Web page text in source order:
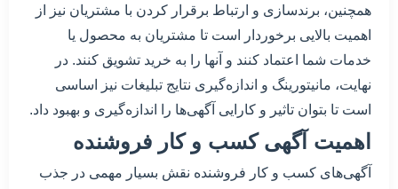
همچنین، برندسازی و ارتباط برقرار کردن با مشتریان نیز از
اهمیت بالایی برخوردار است تا مشتریان به محصول یا
خدمات شما اعتماد کنند و آنها را به خرید تشویق کنند. در
نهایت، مانیتورینگ و اندازه‌گیری نتایج تبلیغات نیز اساسی
است تا بتوان تاثیر و کارایی آگهی‌ها را اندازه‌گیری و بهبود داد.
اهمیت آگهی کسب و کار فروشنده
آگهی‌های کسب و کار فروشنده نقش بسیار مهمی در جذب